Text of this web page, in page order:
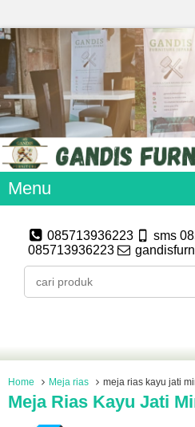
Menu
085713936223
sms
085713936223
Home Meja rias meja rias kayu jati
Meja Rias Kayu Jati